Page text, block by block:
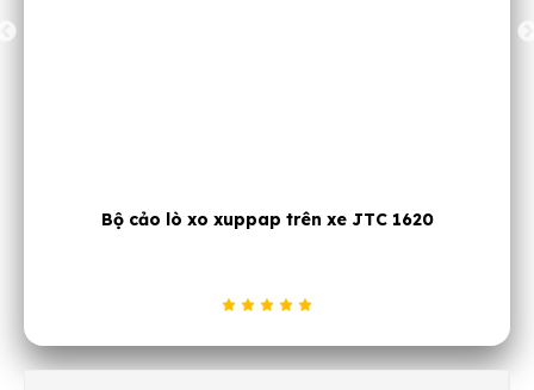
Cảo lò xo xupap ô tô JTC 1430